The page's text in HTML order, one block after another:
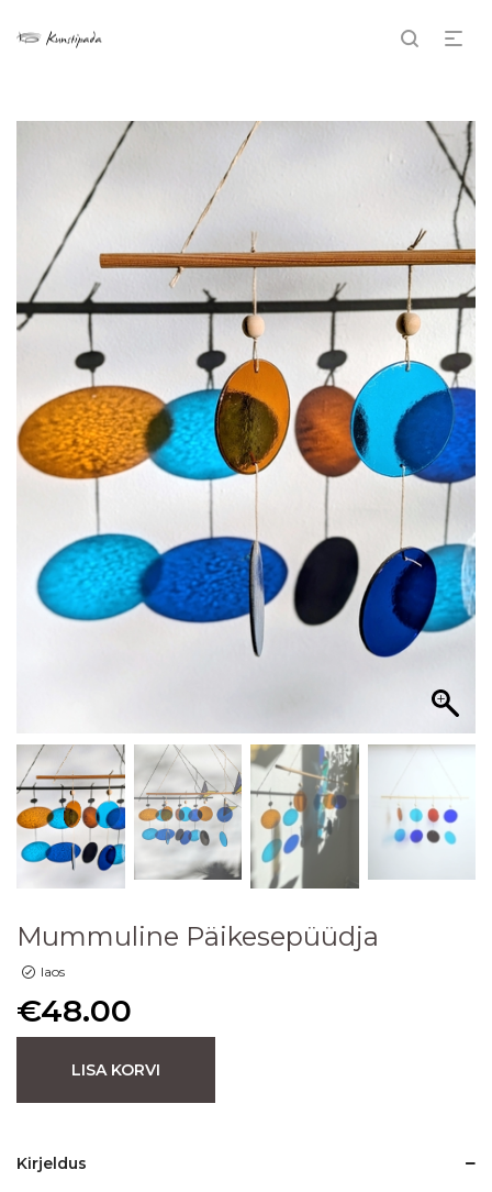
Mummuline Päikesepüüdja
laos
€48.00
LISA KORVI
Kirjeldus